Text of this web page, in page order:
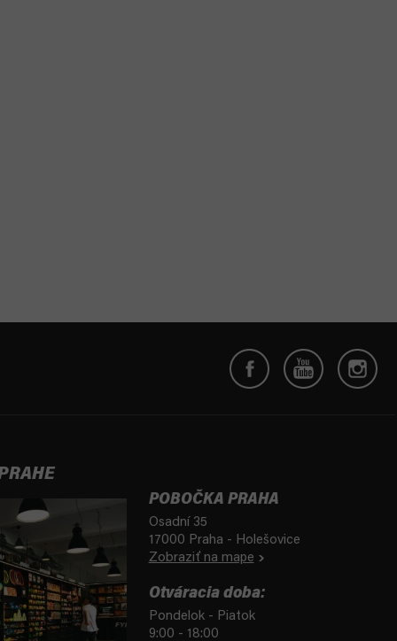
POBOČKA PRAHA
Osadní 35
17000 Praha - Holešovice
Zobraziť na mape
Otváracia doba:
Pondelok - Piatok
9:00 - 18:00